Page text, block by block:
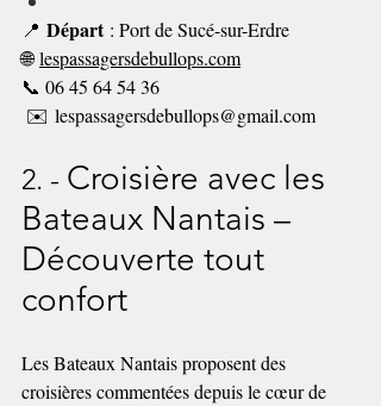
📍 Départ : Port de Sucé-sur-Erdre
🌐 lespassagersdebullops.com
📞 06 45 64 54 36
✉️ lespassagersdebullops@gmail.com
2. - Croisière avec les
Bateaux Nantais –
Découverte tout
confort
Les Bateaux Nantais proposent des
croisières commentées depuis le cœur de